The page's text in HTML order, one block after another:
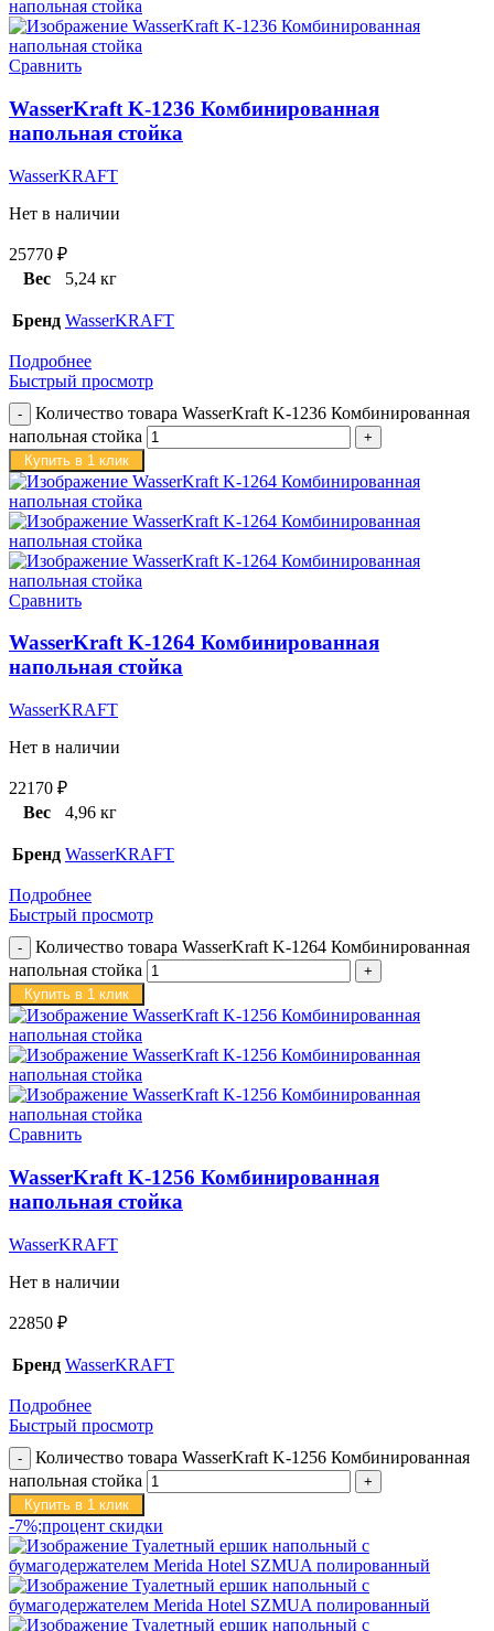
Сравнить
WasserKraft K-1236 Комбинированная
напольная стойка
WasserKRAFT
Нет в наличии
25770 ₽
Вес
5,24 кг
Бренд WasserKRAFT
Подробнее
Быстрый просмотр
Количество товара WasserKraft K-1236 Комбинированная
напольная стойка
Купить в 1 клик
Сравнить
WasserKraft K-1264 Комбинированная
напольная стойка
WasserKRAFT
Нет в наличии
22170 ₽
Вес
4,96 кг
Бренд WasserKRAFT
Подробнее
Быстрый просмотр
Количество товара WasserKraft K-1264 Комбинированная
напольная стойка
Купить в 1 клик
Сравнить
WasserKraft K-1256 Комбинированная
напольная стойка
WasserKRAFT
Нет в наличии
22850 ₽
Бренд WasserKRAFT
Подробнее
Быстрый просмотр
Количество товара WasserKraft K-1256 Комбинированная
напольная стойка
Купить в 1 клик
-7%;процент скидки